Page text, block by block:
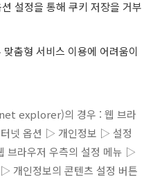
설정을 통해 쿠키 저장을 거부
춤형 서비스 이용에 어려움이
explorer)의 경우 : 웹 브라
넷 옵션 ▷ 개인정보 ▷ 설정
브라우저 우측의 설정 메뉴 ▷
개인정보의 콘텐츠 설정 버튼